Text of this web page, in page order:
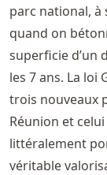
parc national,
quand on
superficie d’un
les 7 ans. La loi
trois nouveaux
Réunion et
littéralement
véritable